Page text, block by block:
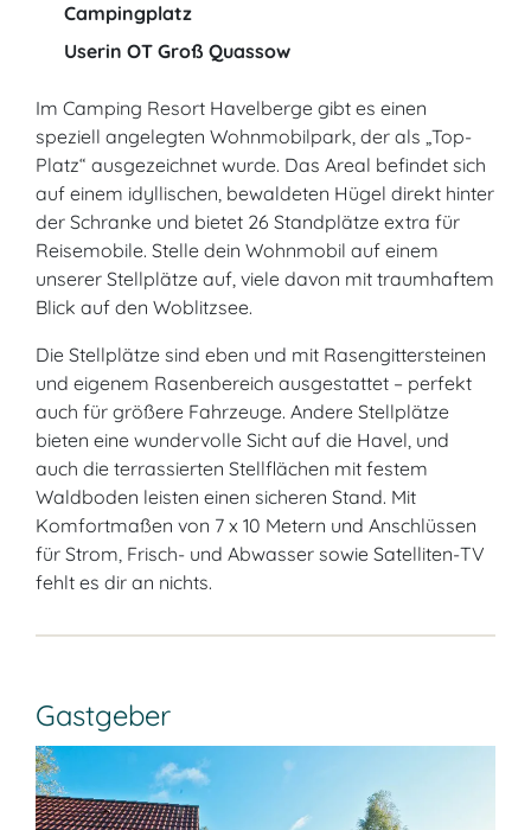
Campingplatz
Userin OT Groß Quassow
Im Camping Resort Havelberge gibt es einen
speziell angelegten Wohnmobilpark, der als „Top-
Platz“ ausgezeichnet wurde. Das Areal befindet sich
auf einem idyllischen, bewaldeten Hügel direkt hinter
der Schranke und bietet 26 Standplätze extra für
Reisemobile. Stelle dein Wohnmobil auf einem
unserer Stellplätze auf, viele davon mit traumhaftem
Blick auf den Woblitzsee.
Die Stellplätze sind eben und mit Rasengittersteinen
und eigenem Rasenbereich ausgestattet – perfekt
auch für größere Fahrzeuge. Andere Stellplätze
bieten eine wundervolle Sicht auf die Havel, und
auch die terrassierten Stellflächen mit festem
Waldboden leisten einen sicheren Stand. Mit
Komfortmaßen von 7 x 10 Metern und Anschlüssen
für Strom, Frisch- und Abwasser sowie Satelliten-TV
fehlt es dir an nichts.
Gastgeber